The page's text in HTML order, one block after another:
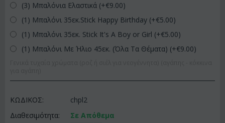
(3) Μπαλόνια Ελαστικά (+€9.00)
(1) Μπαλόνι 35εκ.Stick Happy Birthday (+€5.00)
(1) Μπαλόνι 35εκ. Stick It's A Boy or Girl (+€5.00)
(1) Μπαλόνι Με Ήλιο 45εκ. (Όλα Τα Θέματα) (+€9.00)
ΚΩΔΙΚΟΣ:
chpl2
Διαθεσιμότητα:
Σε Απόθεμα